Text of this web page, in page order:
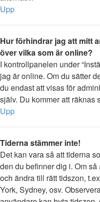
Upp
Hur förhindrar jag att mitt
över vilka som är online?
I kontrollpanelen under
jag är online. Om du sätter
du endast att visas för
själv. Du kommer att räknas
Upp
Tiderna stämmer inte!
Det kan vara så att tiderna
den du befinner dig i. Om
och ändra till rätt tidszon,
York, Sydney, osv.